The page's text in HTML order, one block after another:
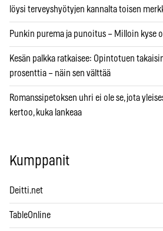
löysi terveyshyötyjen kannalta toisen
Punkin purema ja punoitus – Milloin kyse
Kesän palkka ratkaisee: Opintotuen
prosenttia – näin sen välttää
Romanssipetoksen uhri ei ole se, jota
kertoo, kuka lankeaa
Kumppanit
Deitti.net
TableOnline